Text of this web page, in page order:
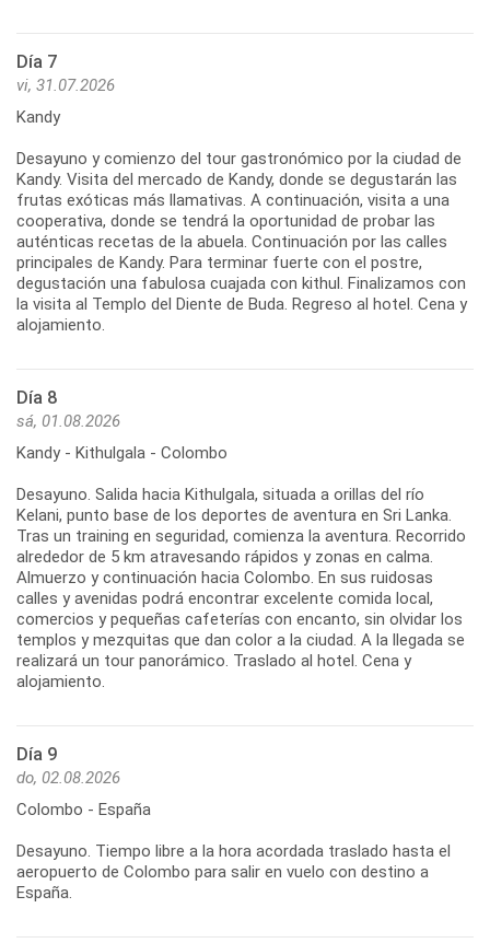
Día 7
vi, 31.07.2026
Kandy
Desayuno y comienzo del tour gastronómico por la ciudad de
Kandy. Visita del mercado de Kandy, donde se degustarán las
frutas exóticas más llamativas. A continuación, visita a una
cooperativa, donde se tendrá la oportunidad de probar las
auténticas recetas de la abuela. Continuación por las calles
principales de Kandy. Para terminar fuerte con el postre,
degustación una fabulosa cuajada con kithul. Finalizamos con
la visita al Templo del Diente de Buda. Regreso al hotel. Cena y
Día 8
sá, 01.08.2026
Kandy - Kithulgala - Colombo
Desayuno. Salida hacia Kithulgala, situada a orillas del río
Kelani, punto base de los deportes de aventura en Sri Lanka.
Tras un training en seguridad, comienza la aventura. Recorrido
alrededor de 5 km atravesando rápidos y zonas en calma.
Almuerzo y continuación hacia Colombo. En sus ruidosas
calles y avenidas podrá encontrar excelente comida local,
comercios y pequeñas cafeterías con encanto, sin olvidar los
templos y mezquitas que dan color a la ciudad. A la llegada se
realizará un tour panorámico. Traslado al hotel. Cena y
Día 9
do, 02.08.2026
Colombo - España
Desayuno. Tiempo libre a la hora acordada traslado hasta el
aeropuerto de Colombo para salir en vuelo con destino a